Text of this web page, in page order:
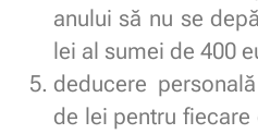
anului să nu se
lei al sumei de 400
deducere
de lei pentru